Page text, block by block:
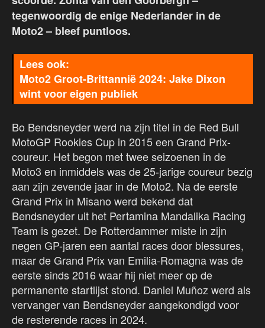
tegenwoordig de enige Nederlander in de
Moto2 – bleef puntloos.
Moto2 Groot-Brittannië 2024: Jake Dixon
wint voor eigen publiek
Bo Bendsneyder werd na zijn titel in de Red Bull
MotoGP Rookies Cup in 2015 een Grand Prix-
coureur. Het begon met twee seizoenen in de
Moto3 en inmiddels was de 25-jarige coureur bezig
aan zijn zevende jaar in de Moto2. Na de eerste
Grand Prix in Misano werd bekend dat
Bendsneyder uit het Pertamina Mandalika Racing
Team is gezet. De Rotterdammer miste in zijn
negen GP-jaren een aantal races door blessures,
maar de Grand Prix van Emilia-Romagna was de
eerste sinds 2016 waar hij niet meer op de
permanente startlijst stond. Daniel Muñoz werd als
vervanger van Bendsneyder aangekondigd voor
de resterende races in 2024.